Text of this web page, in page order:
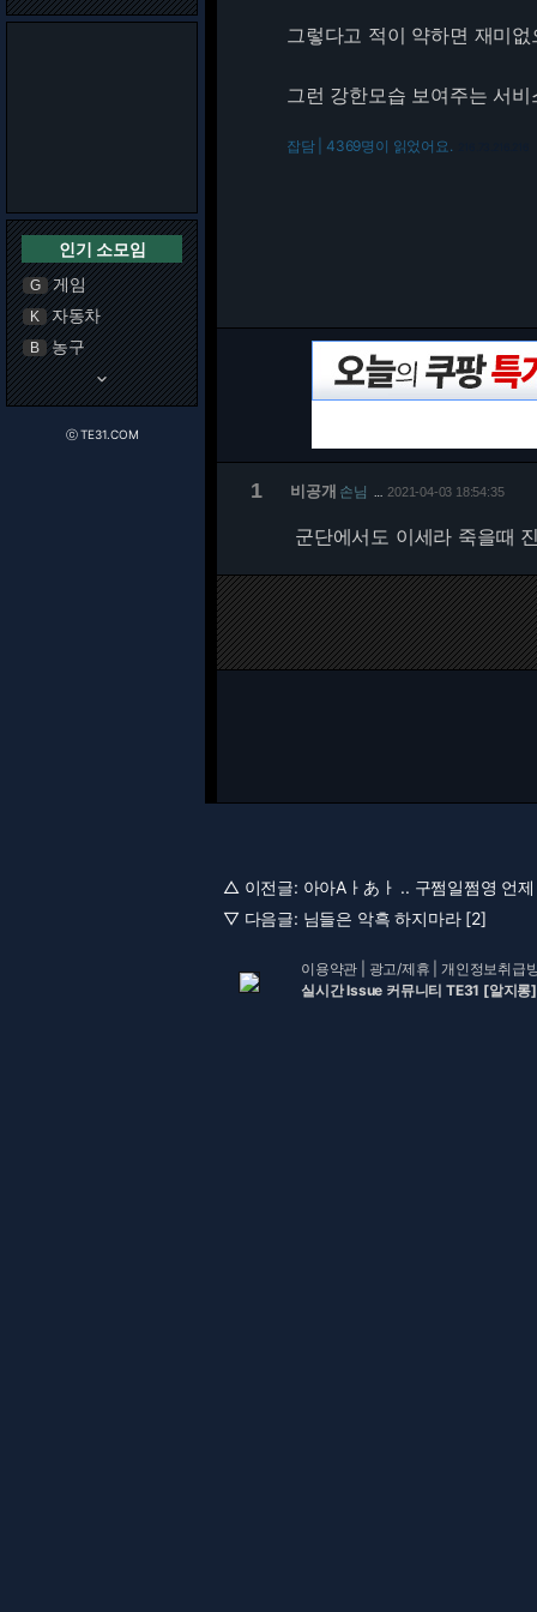
인기 소모임
G 게임
K 자동차
B 농구
keyboard_arrow_down
ⓒ TE31.COM
그렇다고 적이 약하면 재미
그런 강한모습 보여주는 서
잡담 | 4369명이 읽었어요.
1 비공개 손님 2021-04-03 18:54:35
군단에서도 이세라 죽을때
△ 이전글: 아아Aㅏあㅏ .. 구쩜일쩜영 언
▽ 다음글: 님들은 악흑 하지마라 [2]
이용약관 광고/제휴 |개인정보취급
실시간 Issue 커뮤니티 TE31 [알지